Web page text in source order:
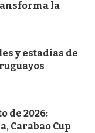
la
y estadías de
de 2026:
Carabao Cup